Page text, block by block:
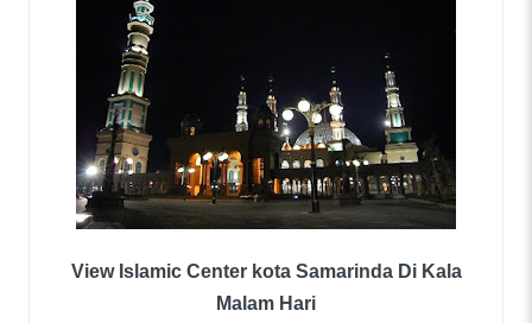
View Islamic Center kota Samarinda Di Kala
Malam Hari